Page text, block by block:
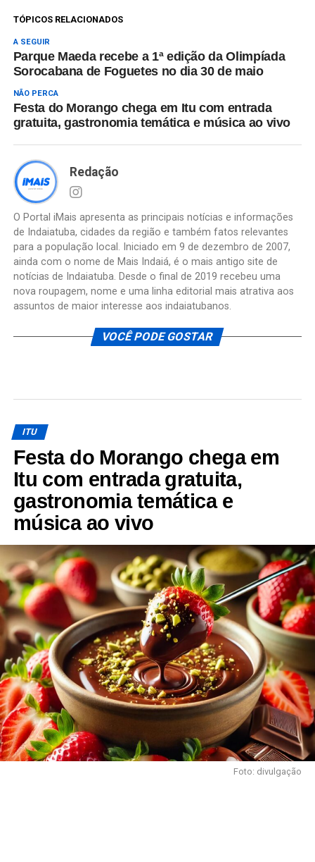
TÓPICOS RELACIONADOS
A SEGUIR
Parque Maeda recebe a 1ª edição da Olimpíada
Sorocabana de Foguetes no dia 30 de maio
NÃO PERCA
Festa do Morango chega em Itu com entrada
gratuita, gastronomia temática e música ao vivo
Redação
O Portal iMais apresenta as principais notícias e informações
de Indaiatuba, cidades da região e também fatos relevantes
para a população local. Iniciado em 9 de dezembro de 2007,
ainda com o nome de Mais Indaiá, é o mais antigo site de
notícias de Indaiatuba. Desde o final de 2019 recebeu uma
nova roupagem, nome e uma linha editorial mais atrativa aos
assuntos de maior interesse aos indaiatubanos.
VOCÊ PODE GOSTAR
ITU
Festa do Morango chega em
Itu com entrada gratuita,
gastronomia temática e
música ao vivo
Foto: divulgação